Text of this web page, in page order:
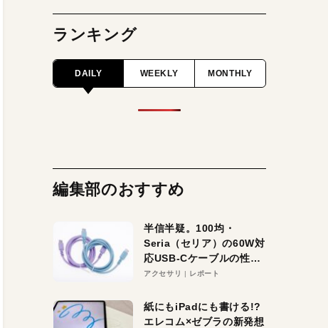
ランキング
DAILY WEEKLY MONTHLY
編集部のおすすめ
半信半疑。100均・
Seria（セリア）の60W対
応USB-Cケーブルの性能
を検証。超コスパの1本を
アクセサリ レポート
紙にもiPadにも書ける!?
エレコム×ゼブラの新発想